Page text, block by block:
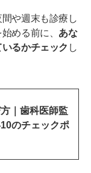
や週末も診療し
める前に、 あな
るかチェック し
｜歯科医師監
のチェックポ